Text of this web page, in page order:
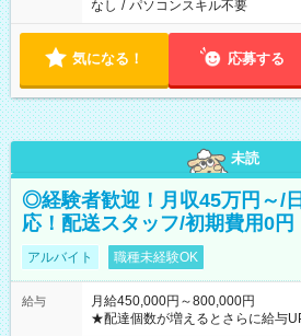
なし / パソコンスキル不要
気になる！ 応募する
未読
◎経験者歓迎！月収45万円～/
応！配送スタッフ/初期費用0円
アルバイト 職種未経験OK
給与
月給450,000円～800,000円
★配達個数が増えるとさらに給与